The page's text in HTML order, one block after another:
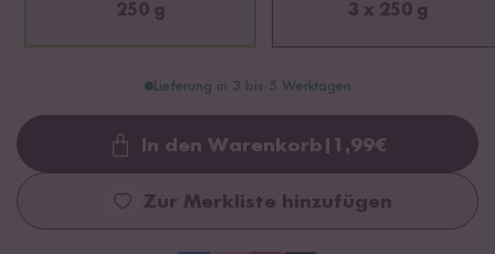
250 g 3 x 250 g
Lieferung in 3 bis 5 Werktagen
Loading...
In den Warenkorb 1,99€
Zur Merkliste hinzufügen